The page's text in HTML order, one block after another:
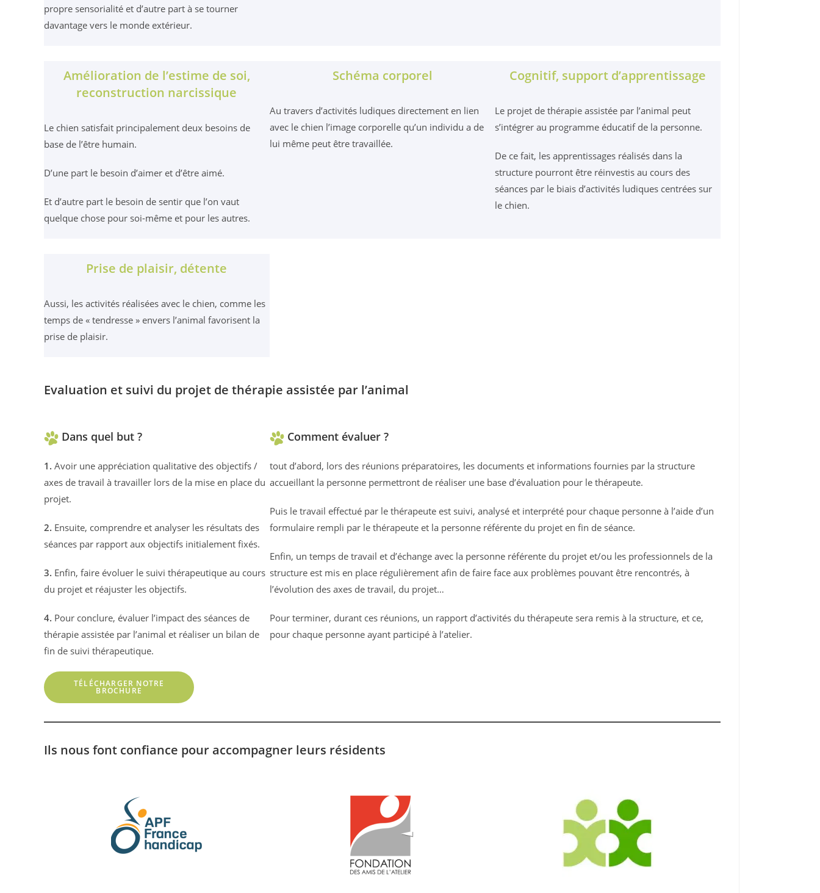
propre sensorialité et d’autre part à se tourner
davantage vers le monde extérieur.
Amélioration de l’estime de soi,
reconstruction narcissique
Le chien satisfait principalement deux besoins de
base de l’être humain.
D’une part le besoin d’aimer et d’être aimé.
Et d’autre part le besoin de sentir que l’on vaut
quelque chose pour soi-même et pour les autres.
Schéma corporel
Au travers d’activités ludiques directement en lien
avec le chien l’image corporelle qu’un individu a de
lui même peut être travaillée.
Cognitif, support d’apprentissage
Le projet de thérapie assistée par l’animal peut
s’intégrer au programme éducatif de la personne.
De ce fait, les apprentissages réalisés dans la
structure pourront être réinvestis au cours des
séances par le biais d’activités ludiques centrées sur
le chien.
Prise de plaisir, détente
Aussi, les activités réalisées avec le chien, comme les
temps de « tendresse » envers l’animal favorisent la
prise de plaisir.
Evaluation et suivi du projet de thérapie assistée par l’animal
Dans quel but ?
1. Avoir une appréciation qualitative des objectifs /
axes de travail à travailler lors de la mise en place du
projet.
2. Ensuite, comprendre et analyser les résultats des
séances par rapport aux objectifs initialement fixés.
3. Enfin, faire évoluer le suivi thérapeutique au cours
du projet et réajuster les objectifs.
4. Pour conclure, évaluer l’impact des séances de
thérapie assistée par l’animal et réaliser un bilan de
fin de suivi thérapeutique.
TÉLÉCHARGER NOTRE
BROCHURE
Comment évaluer ?
tout d’abord, lors des réunions préparatoires, les documents et informations fournies par la structure
accueillant la personne permettront de réaliser une base d’évaluation pour le thérapeute.
Puis le travail effectué par le thérapeute est suivi, analysé et interprété pour chaque personne à l’aide d’un
formulaire rempli par le thérapeute et la personne référente du projet en fin de séance.
Enfin, un temps de travail et d’échange avec la personne référente du projet et/ou les professionnels de la
structure est mis en place régulièrement afin de faire face aux problèmes pouvant être rencontrés, à
l’évolution des axes de travail, du projet…
Pour terminer, durant ces réunions, un rapport d’activités du thérapeute sera remis à la structure, et ce,
pour chaque personne ayant participé à l’atelier.
Ils nous font confiance pour accompagner leurs résidents